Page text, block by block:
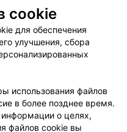
Размещение рекламы
Публичный договор
Способы оплаты
cookie
данных
cookie
для обеспечения
улучшения, сбора
использования файлов
в более позднее время.
о целях,
файлов cookie вы